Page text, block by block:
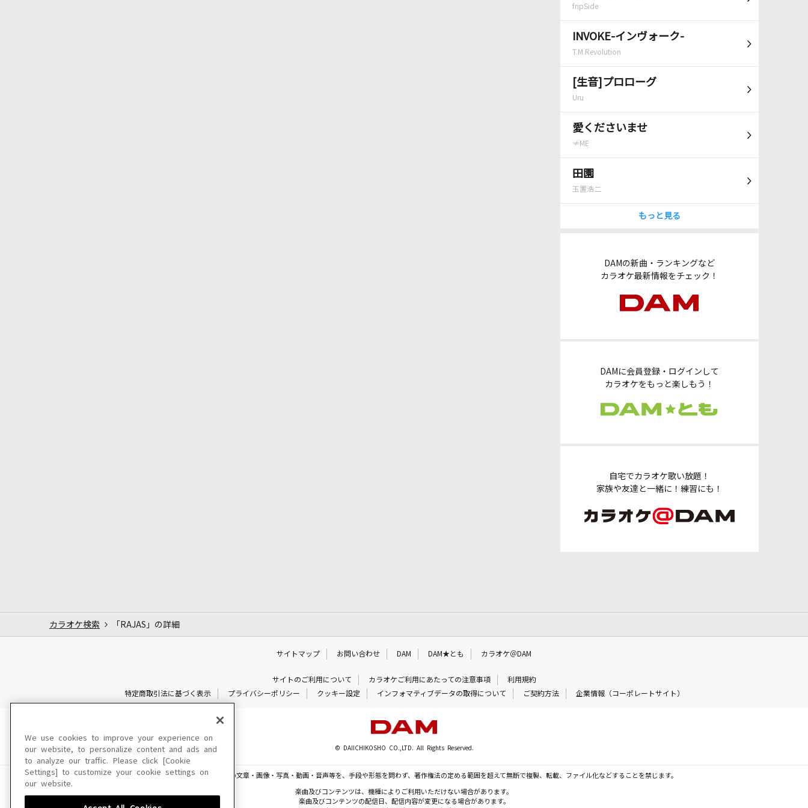
fripSide
INVOKE-インヴォーク-
T.M.Revolution
[生音]プロローグ
Uru
愛くださいませ
≠ME
田園
玉置浩二
もっと見る
DAMの新曲・ランキングなど
カラオケ最新情報をチェック！
DAMに会員登録・ログインして
カラオケをもっと楽しもう！
自宅でカラオケ歌い放題！
家族や友達と一緒に！練習にも！
カラオケ検索 「RAJAS」の詳細
サイトマップ お問い合わせ DAM DAM★とも カラオケ＠DAM
サイトのご利用について カラオケご利用にあたっての注意事項
利用規約
特定商取引法に基づく表示
プライバシーポリシー クッキー設定 インフォマティブデータの取得について ご契約方法 企業情報（コーポレートサイト）
© DAIICHIKOSHO CO.,LTD. All Rights Reserved.
このサイトに掲載されている一切の文章・画像・写真・動画・音声等を、手段や形態を問わず、著作権法の定める範囲を超えて無断で複製、転載、ファイル化などすることを禁じます。
楽曲及びコンテンツは、機種によりご利用いただけない場合があります。
楽曲及びコンテンツの配信日、配信内容が変更になる場合があります。
We use cookies to improve your experience on
our website, to personalize content and ads and
to analyze our traffic. Please click [Cookie
Settings] to customize your cookie settings on
our website.